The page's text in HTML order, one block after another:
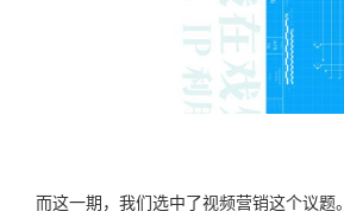
而这一期，我们选中了视频营销这个议题。